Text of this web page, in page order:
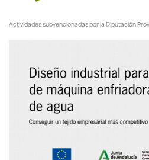
Actividades subvencionadas por la Diputación